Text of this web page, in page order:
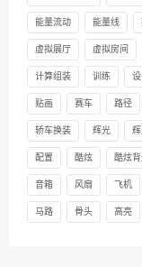
能量流动 能量线
虚拟展厅 虚拟房间
计算组装 训练
贴画 赛车 路径
轿车换装 辉光
配置 酷炫 酷炫
音箱 风扇 飞机
马路 骨头 高亮